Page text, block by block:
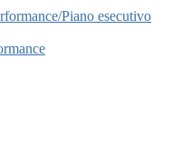
Piano esecutivo